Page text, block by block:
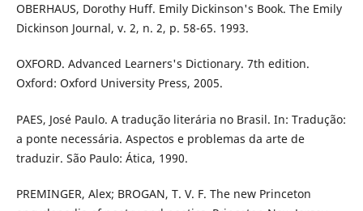
OBERHAUS, Dorothy Huff. Emily Dickinson's Book. The Emily
Dickinson Journal, v. 2, n. 2, p. 58-65. 1993.
OXFORD. Advanced Learners's Dictionary. 7th edition.
Oxford: Oxford University Press, 2005.
PAES, José Paulo. A tradução literária no Brasil. In: Tradução:
a ponte necessária. Aspectos e problemas da arte de
traduzir. São Paulo: Ática, 1990.
PREMINGER, Alex; BROGAN, T. V. F. The new Princeton